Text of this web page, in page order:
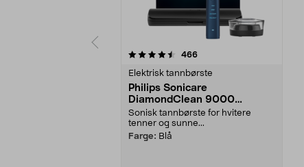
466anmeldelser
Elektrisk tannbørste
Philips Sonicare
DiamondClean 9000
elektrisk tannbørste, Special
Edition
Sonisk tannbørste for hvitere
tenner og sunne...
Farge: Blå
4.5 av 5 stjerner